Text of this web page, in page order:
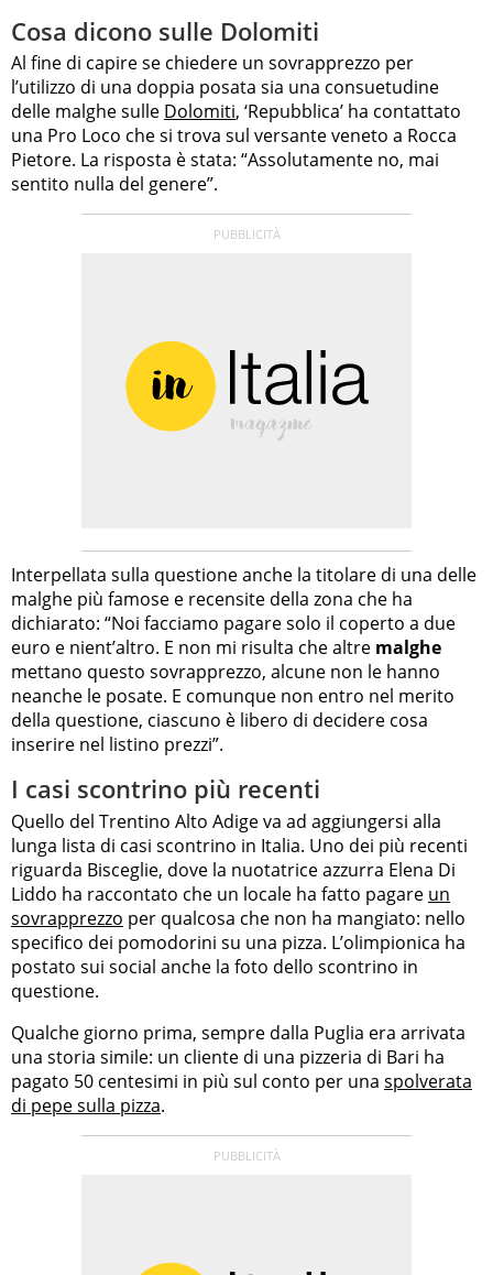
Cosa dicono sulle Dolomiti
Al fine di capire se chiedere un sovrapprezzo per
l’utilizzo di una doppia posata sia una consuetudine
delle malghe sulle Dolomiti, ‘Repubblica’ ha contattato
una Pro Loco che si trova sul versante veneto a Rocca
Pietore. La risposta è stata: “Assolutamente no, mai
sentito nulla del genere”.
Interpellata sulla questione anche la titolare di una delle
malghe più famose e recensite della zona che ha
dichiarato: “Noi facciamo pagare solo il coperto a due
euro e nient’altro. E non mi risulta che altre malghe
mettano questo sovrapprezzo, alcune non le hanno
neanche le posate. E comunque non entro nel merito
della questione, ciascuno è libero di decidere cosa
inserire nel listino prezzi”.
I casi scontrino più recenti
Quello del Trentino Alto Adige va ad aggiungersi alla
lunga lista di casi scontrino in Italia. Uno dei più recenti
riguarda Bisceglie, dove la nuotatrice azzurra Elena Di
Liddo ha raccontato che un locale ha fatto pagare un
sovrapprezzo per qualcosa che non ha mangiato: nello
specifico dei pomodorini su una pizza. L’olimpionica ha
postato sui social anche la foto dello scontrino in
questione.
Qualche giorno prima, sempre dalla Puglia era arrivata
una storia simile: un cliente di una pizzeria di Bari ha
pagato 50 centesimi in più sul conto per una spolverata
di pepe sulla pizza.